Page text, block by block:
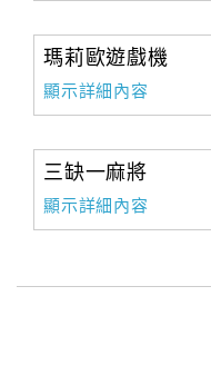
瑪莉歐遊戲機
顯示詳細內容
三缺一麻將
顯示詳細內容